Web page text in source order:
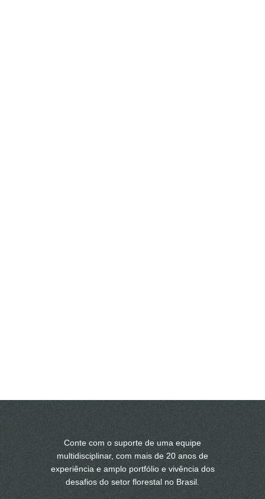
Conte com o suporte de uma equipe
multidisciplinar, com mais de 20 anos de
experiência e amplo portfólio e vivência dos
desafios do setor florestal no Brasil.